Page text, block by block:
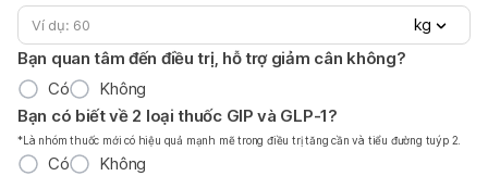
kg
Bạn quan tâm đến điều trị, hỗ trợ giảm cân không?
Có
Không
Bạn có biết về 2 loại thuốc GIP và GLP-1?
*Là nhóm thuốc mới có hiệu quả mạnh mẽ trong điều trị tăng cần và tiểu đường tuýp 2.
Có Không